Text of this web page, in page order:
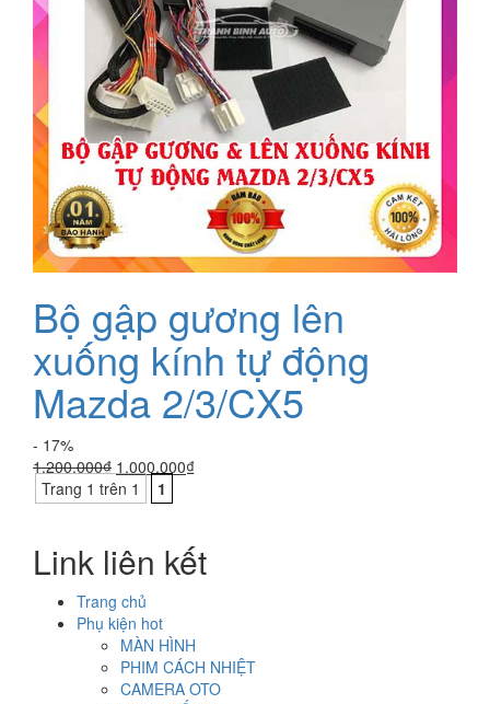
Bộ gập gương lên
xuống kính tự động
Mazda 2/3/CX5
- 17%
1.200.000₫ Giá
gốc
là:
1.000.000₫Giá
1.000.000₫.
Trang 1 trên 1 1
Link liên kết
Trang chủ
Phụ kiện hot
MÀN HÌNH
PHIM CÁCH NHIỆT
CAMERA OTO